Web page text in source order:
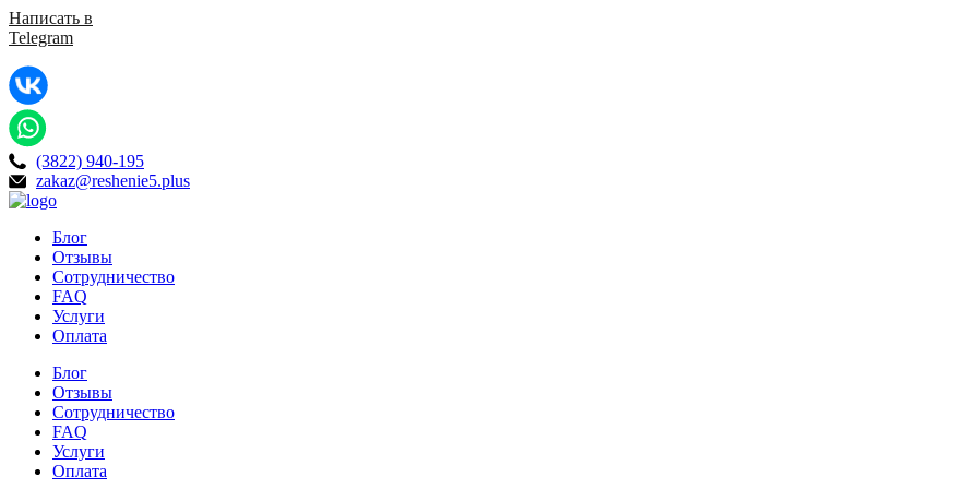
Написать в
Telegram
(3822) 940-195
zakaz@reshenie5.plus
Блог
Отзывы
Сотрудничество
FAQ
Услуги
Оплата
Блог
Отзывы
Сотрудничество
FAQ
Услуги
Оплата